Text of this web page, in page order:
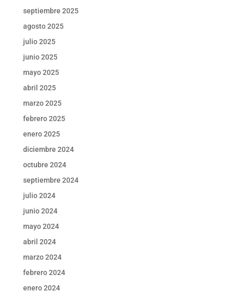
septiembre 2025
agosto 2025
julio 2025
junio 2025
mayo 2025
abril 2025
marzo 2025
febrero 2025
enero 2025
diciembre 2024
octubre 2024
septiembre 2024
julio 2024
junio 2024
mayo 2024
abril 2024
marzo 2024
febrero 2024
enero 2024